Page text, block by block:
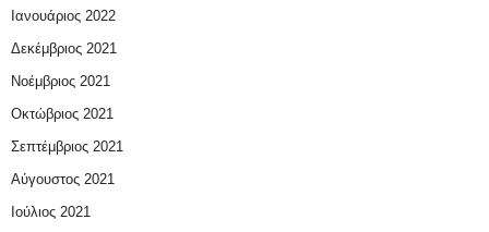
Ιανουάριος 2022
Δεκέμβριος 2021
Νοέμβριος 2021
Οκτώβριος 2021
Σεπτέμβριος 2021
Αύγουστος 2021
Ιούλιος 2021